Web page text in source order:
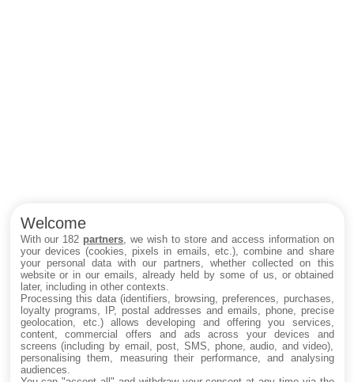
Welcome
With our 182 partners , we wish to store and access information on
your devices (cookies, pixels in emails, etc.), combine and share
your personal data with our partners, whether collected on this
website or in our emails, already held by some of us, or obtained
later, including in other contexts.
Processing this data (identifiers, browsing, preferences, purchases,
loyalty programs, IP, postal addresses and emails, phone, precise
geolocation, etc.) allows developing and offering you services,
content, commercial offers and ads across your devices and
screens (including by email, post, SMS, phone, audio, and video),
personalising them, measuring their performance, and analysing
audiences.